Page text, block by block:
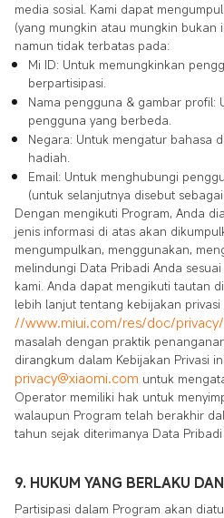
media sosial. Kami dapat
(yang mungkin atau mungkin bukan
namun tidak terbatas pada:
Mi ID: Untuk memungkinkan
berpartisipasi.
Nama pengguna & gambar profil:
pengguna yang berbeda.
Negara: Untuk mengatur bahasa
hadiah.
Email: Untuk menghubungi
(untuk selanjutnya disebut sebagai
Dengan mengikuti Program, Anda
jenis informasi di atas akan
mengumpulkan, menggunakan,
melindungi Data Pribadi Anda
kami. Anda dapat mengikuti tautan
lebih lanjut tentang kebijakan privasi
//www.miui.com/res/doc/
masalah dengan praktik
dirangkum dalam Kebijakan Privasi
privacy@xiaomi.com untuk
Operator memiliki hak untuk
walaupun Program telah berakhir
tahun sejak diterimanya Data
9. HUKUM YANG BERLAKU
Partisipasi dalam Program akan